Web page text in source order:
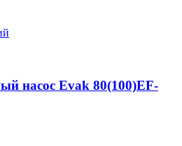
насос Evak 80(100)EF-